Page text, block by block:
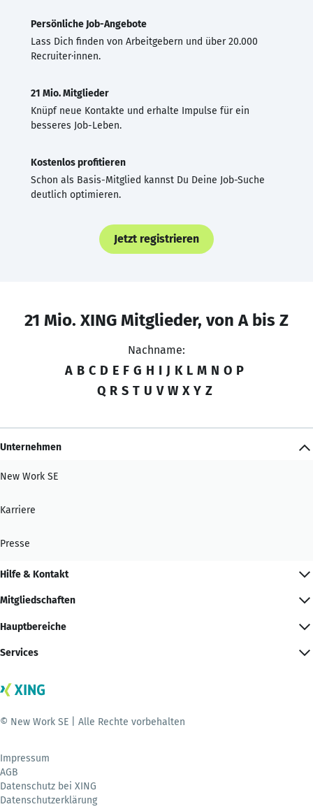
Persönliche Job-Angebote
Lass Dich finden von Arbeitgebern und über 20.000
Recruiter·innen.
21 Mio. Mitglieder
Knüpf neue Kontakte und erhalte Impulse für ein
besseres Job-Leben.
Kostenlos profitieren
Schon als Basis-Mitglied kannst Du Deine Job-Suche
deutlich optimieren.
Jetzt registrieren
21 Mio. XING Mitglieder, von A bis Z
Nachname:
A B C D E F G H I J K L M N O P
Q R S T U V W X Y Z
Unternehmen
New Work SE
Karriere
Presse
Hilfe & Kontakt
Mitgliedschaften
Hauptbereiche
Services
© New Work SE | Alle Rechte vorbehalten
Impressum
AGB
Datenschutz bei XING
Datenschutzerklärung